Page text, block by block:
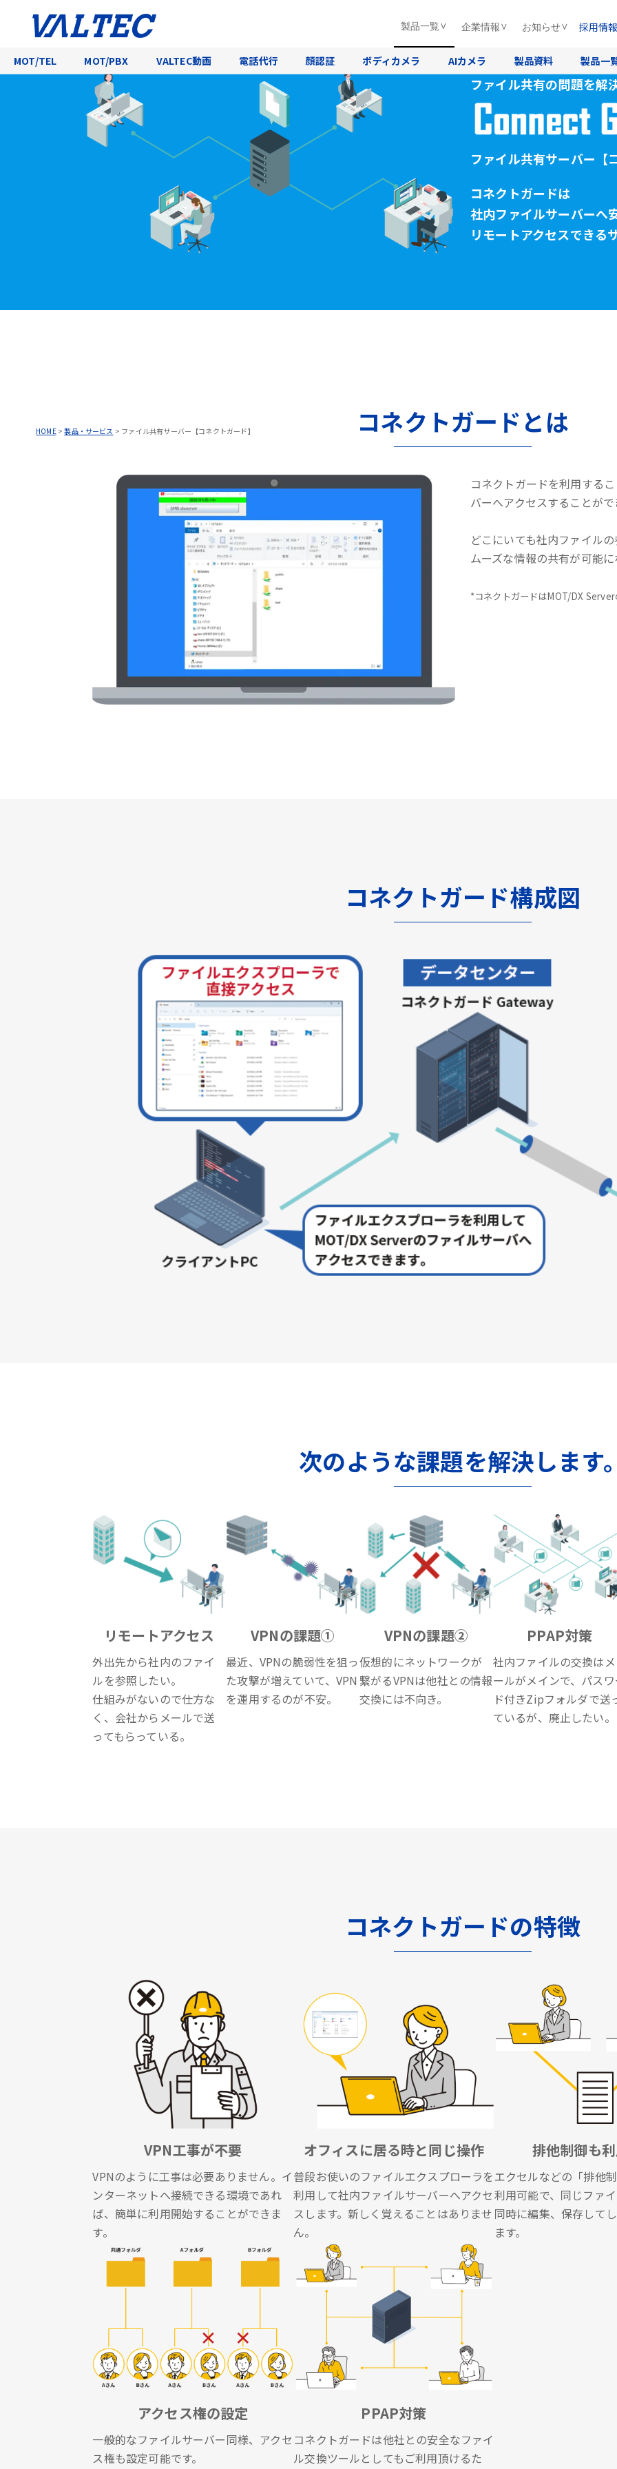
製品一覧
MOT/TEL MOT/PBX VALTEC動画 電話代行 顔認証 ボディカメラ AIカメラ 製品資料 製品一
企業情報 お知らせ 採用情
HOME>製品・サービス > ファイル共有サーバー【コネクトガード】
ファイル共有の問題を解
ファイル共有サーバー
コネクトガードは
社内ファイルサーバーへ
リモートアクセスできる
コネクトガードとは
コネクトガードを利用する
バーへアクセスすることが
どこにいても社内ファイル
ムーズな情報の共有が可能
*コネクトガードはMOT/DX
コネクトガード構成図
次のような課題を解決します
リモートアクセス
外出先から社内のファイ
ルを参照したい。
仕組みがないので仕方な
く、会社からメールで送
ってもらっている。
VPNの課題①
最近、VPNの脆弱性を狙っ
た攻撃が増えていて、VPN
を運用するのが不安。
VPNの課題②
仮想的にネットワークが
繋がるVPNは他社との情報
交換には不向き。
PPAP対策
社内ファイルの交換はメ
ールがメインで、パス
ド付きZipフォルダで送
ているが、廃止したい。
コネクトガードの特徴
VPN工事が不要
VPNのように工事は必要ありません。イ
ンターネットへ接続できる環境であれ
ば、簡単に利用開始することができま
す。
オフィスに居る時と同じ操作
普段お使いのファイルエクスプローラを
利用して社内ファイルサーバーへアクセ
スします。新しく覚えることはありませ
ん。
排他制御も
エクセルなどの「排他
利用可能で、同じファ
同時に編集、保存して
ます。
アクセス権の設定
一般的なファイルサーバー同様、アクセ
ス権も設定可能です。
PPAP対策
コネクトガードは他社との安全なファイ
ル交換ツールとしてもご利用頂けるた